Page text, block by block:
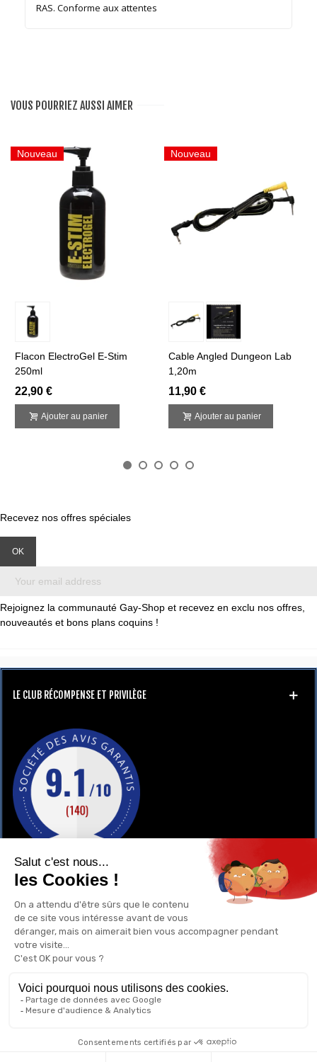
RAS. Conforme aux attentes
VOUS POURRIEZ AUSSI AIMER
Nouveau
Flacon ElectroGel E-Stim
250ml
22,90 €
Ajouter au panier
Nouveau
Cable Angled Dungeon Lab
1,20m
11,90 €
Ajouter au panier
Recevez nos offres spéciales
Rejoignez la communauté Gay-Shop et recevez en exclu nos offres,
nouveautés et bons plans coquins !
LE CLUB RÉCOMPENSE ET PRIVILÈGE
UN RENSEIGNEMENT ?
POURQUOI ACHETER CHEZ NOUS ?